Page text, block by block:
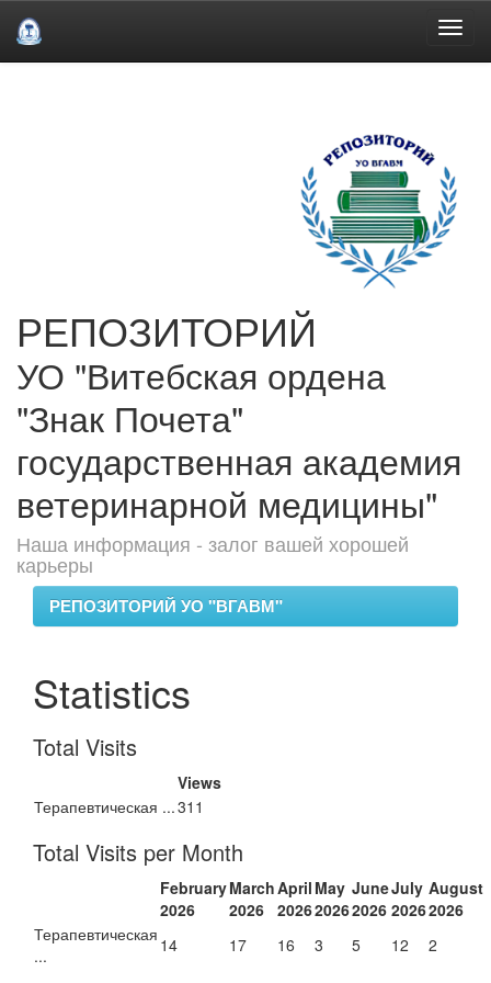
РЕПОЗИТОРИЙ
УО "Витебская ордена
"Знак Почета"
государственная академия
ветеринарной медицины"
Наша информация - залог вашей хорошей
карьеры
РЕПОЗИТОРИЙ УО "ВГАВМ"
Statistics
Total Visits
Views
Терапевтическая ...311
Total Visits per Month
February
2026
March
2026
April
2026
May
2026
June
2026
July
2026
August
2026
Терапевтическая
...
14 17 16 3 5 12 2